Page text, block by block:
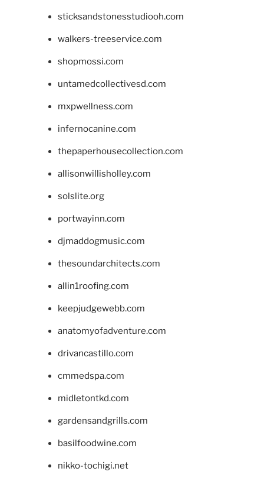
sticksandstonesstudiooh.com
walkers-treeservice.com
shopmossi.com
untamedcollectivesd.com
mxpwellness.com
infernocanine.com
thepaperhousecollection.com
allisonwillisholley.com
solslite.org
portwayinn.com
djmaddogmusic.com
thesoundarchitects.com
allin1roofing.com
keepjudgewebb.com
anatomyofadventure.com
drivancastillo.com
cmmedspa.com
midletontkd.com
gardensandgrills.com
basilfoodwine.com
nikko-tochigi.net